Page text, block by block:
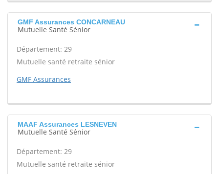
GMF Assurances CONCARNEAU
Mutuelle Santé Sénior
Département: 29
Mutuelle santé retraite sénior
GMF Assurances
MAAF Assurances LESNEVEN
Mutuelle Santé Sénior
Département: 29
Mutuelle santé retraite sénior